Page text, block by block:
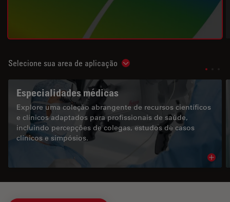
Selecione sua area de aplicação Show subnavigation
Especialidades médicas
Explore uma coleção abrangente de recursos científicos
e clínicos adaptados para profissionais de saúde,
incluindo percepções de colegas, estudos de casos
clínicos e simpósios.